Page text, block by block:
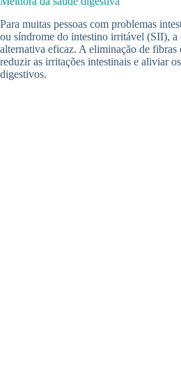
Para muitas pessoas com problemas
ou síndrome do intestino irritável (SII), a
alternativa eficaz. A eliminação de fibras
reduzir as irritações intestinais e aliviar
digestivos.